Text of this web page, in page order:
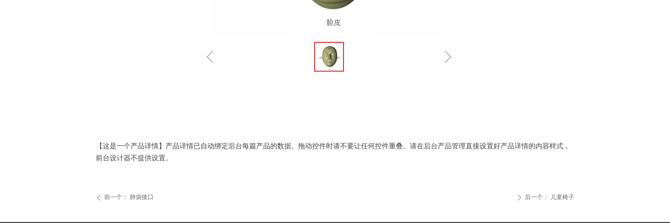
ꁆ ꁇ
ꄴ 前一个： 肺袋接口 ꄲ 后一个： 儿童椅子
【这是一个产品详情】产品详情已自动绑定后台每篇产品的数据。拖动控件时请不要让任何控件重叠。请在后台产品管理直接设置好产品详情的内容样式，
前台设计器不提供设置。